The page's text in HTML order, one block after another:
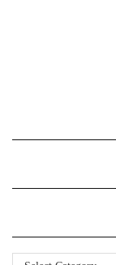
Kategorier